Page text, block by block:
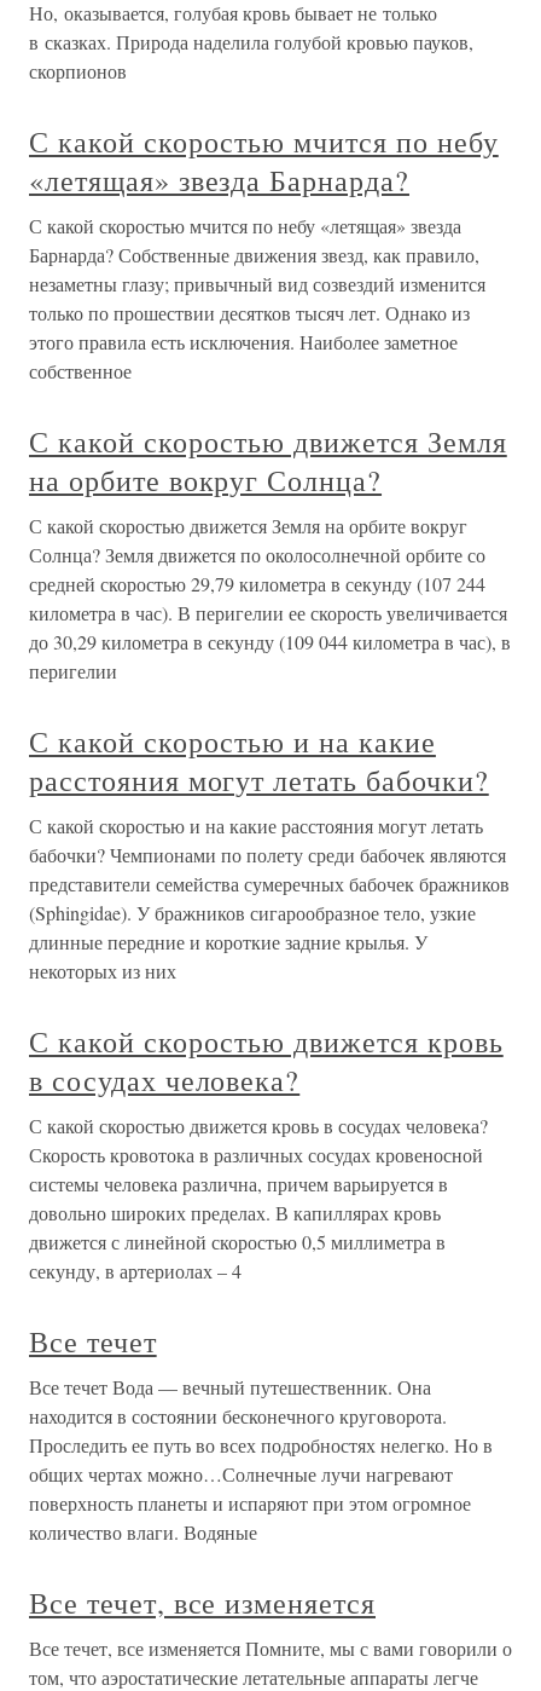
Но, оказывается, голубая кровь бывает не только
в сказках. Природа наделила голубой кровью пауков,
скорпионов
С какой скоростью мчится по небу
«летящая» звезда Барнарда?
С какой скоростью мчится по небу «летящая» звезда
Барнарда? Собственные движения звезд, как правило,
незаметны глазу; привычный вид созвездий изменится
только по прошествии десятков тысяч лет. Однако из
этого правила есть исключения. Наиболее заметное
собственное
С какой скоростью движется Земля
на орбите вокруг Солнца?
С какой скоростью движется Земля на орбите вокруг
Солнца? Земля движется по околосолнечной орбите со
средней скоростью 29,79 километра в секунду (107 244
километра в час). В перигелии ее скорость увеличивается
до 30,29 километра в секунду (109 044 километра в час), в
перигелии
С какой скоростью и на какие
расстояния могут летать бабочки?
С какой скоростью и на какие расстояния могут летать
бабочки? Чемпионами по полету среди бабочек являются
представители семейства сумеречных бабочек бражников
(Sphingidae). У бражников сигарообразное тело, узкие
длинные передние и короткие задние крылья. У
некоторых из них
С какой скоростью движется кровь
в сосудах человека?
С какой скоростью движется кровь в сосудах человека?
Скорость кровотока в различных сосудах кровеносной
системы человека различна, причем варьируется в
довольно широких пределах. В капиллярах кровь
движется с линейной скоростью 0,5 миллиметра в
секунду, в артериолах – 4
Все течет
Все течет Вода — вечный путешественник. Она
находится в состоянии бесконечного круговорота.
Проследить ее путь во всех подробностях нелегко. Но в
общих чертах можно…Солнечные лучи нагревают
поверхность планеты и испаряют при этом огромное
количество влаги. Водяные
Все течет, все изменяется
Все течет, все изменяется Помните, мы с вами говорили о
том, что аэростатические летательные аппараты легче